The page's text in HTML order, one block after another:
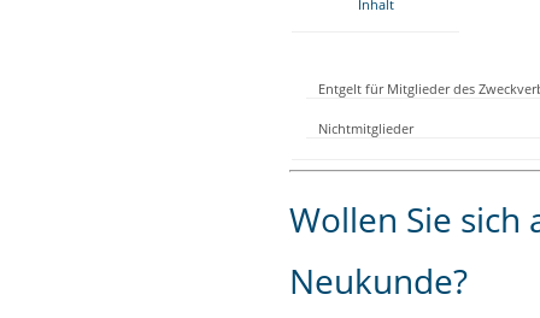
Inhalt
Entgelt für Mitglieder des
Nichtmitglieder
Wollen Sie sich
Neukunde?